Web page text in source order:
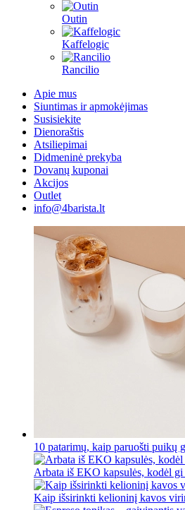
Outin
Kaffelogic
Rancilio
Apie mus
Siuntimas ir apmokėjimas
Susisiekite
Dienoraštis
Atsiliepimai
Didmeninė prekyba
Dovanų kuponai
Akcijos
Outlet
info@4barista.lt
10 patarimų, kaip paruošti puikų
Arbata iš EKO kapsulės, kodėl gi
Kaip išsirinkti kelioninį kavos